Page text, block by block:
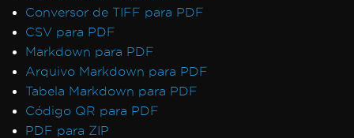
Conversor de TIFF para PDF
CSV para PDF
Markdown para PDF
Arquivo Markdown para PDF
Tabela Markdown para PDF
Código QR para PDF
PDF para ZIP